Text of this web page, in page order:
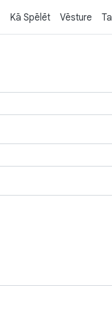
Kā Spēlēt Vēsture